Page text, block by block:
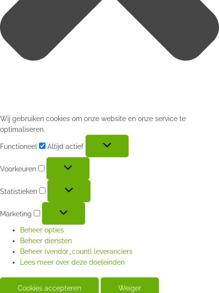
Wij gebruiken cookies om onze website en onze service te
optimaliseren.
Functioneel Altijd actief
Voorkeuren
Statistieken
Marketing
Beheer opties
Beheer diensten
Beheer {vendor_count} leveranciers
Lees meer over deze doeleinden
Cookies accepteren Weiger